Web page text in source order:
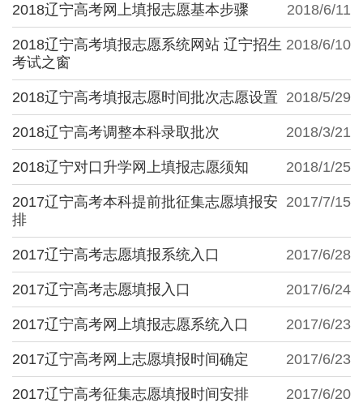
2018/6/11
2018辽宁高考网上填报志愿基本步骤
2018/6/10
2018辽宁高考填报志愿系统网站 辽宁招生
考试之窗
2018/5/29
2018辽宁高考填报志愿时间批次志愿设置
2018/3/21
2018辽宁高考调整本科录取批次
2018/1/25
2018辽宁对口升学网上填报志愿须知
2017/7/15
2017辽宁高考本科提前批征集志愿填报安
排
2017/6/28
2017辽宁高考志愿填报系统入口
2017/6/24
2017辽宁高考志愿填报入口
2017/6/23
2017辽宁高考网上填报志愿系统入口
2017/6/23
2017辽宁高考网上志愿填报时间确定
2017/6/20
2017辽宁高考征集志愿填报时间安排